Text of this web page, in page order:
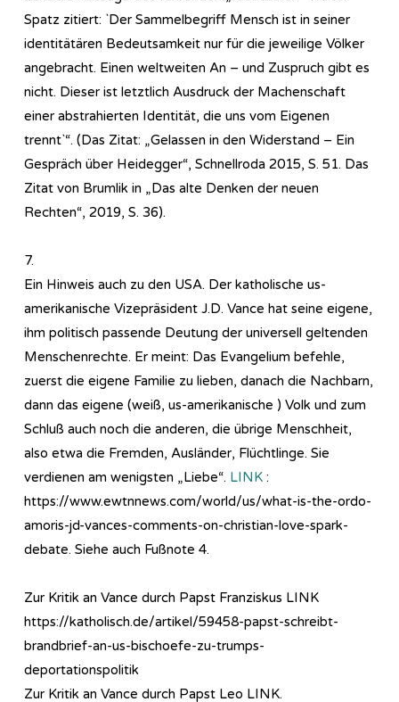
Spatz zitiert: `Der Sammelbegriff Mensch ist in seiner
identitätären Bedeutsamkeit nur für die jeweilige Völker
angebracht. Einen weltweiten An – und Zuspruch gibt es
nicht. Dieser ist letztlich Ausdruck der Machenschaft
einer abstrahierten Identität, die uns vom Eigenen
trennt`“. (Das Zitat: „Gelassen in den Widerstand – Ein
Gespräch über Heidegger“, Schnellroda 2015, S. 51. Das
Zitat von Brumlik in „Das alte Denken der neuen
Rechten“, 2019, S. 36).
7.
Ein Hinweis auch zu den USA. Der katholische us-
amerikanische Vizepräsident J.D. Vance hat seine eigene,
ihm politisch passende Deutung der universell geltenden
Menschenrechte. Er meint: Das Evangelium befehle,
zuerst die eigene Familie zu lieben, danach die Nachbarn,
dann das eigene (weiß, us-amerikanische ) Volk und zum
Schluß auch noch die anderen, die übrige Menschheit,
also etwa die Fremden, Ausländer, Flüchtlinge. Sie
verdienen am wenigsten „Liebe“. LINK :
https://www.ewtnnews.com/world/us/what-is-the-ordo-
amoris-jd-vances-comments-on-christian-love-spark-
debate. Siehe auch Fußnote 4.
Zur Kritik an Vance durch Papst Franziskus LINK
https://katholisch.de/artikel/59458-papst-schreibt-
brandbrief-an-us-bischoefe-zu-trumps-
deportationspolitik
Zur Kritik an Vance durch Papst Leo LINK.